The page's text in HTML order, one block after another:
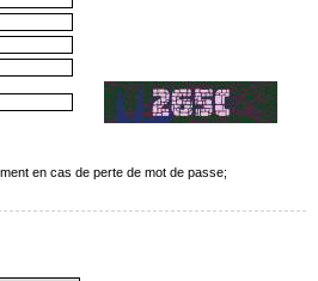
en cas de perte de mot de passe;